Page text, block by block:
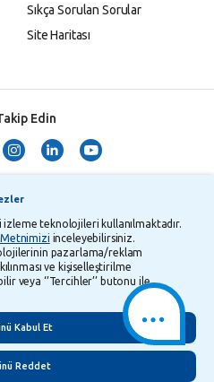
Sıkça Sorulan Sorular
Site Haritası
Edin
Listesi Bilgi Toplumu Hizmetleri
Politikası Çerez Aydınlatma Metni
English
teknolojileri kullanılmaktadır.
Metnimizi inceleyebilirsiniz.
pazarlama/reklam
ve kişiselleştirilme
veya ‘’Tercihler’’ butonu ile
Reddet
Kabul Et